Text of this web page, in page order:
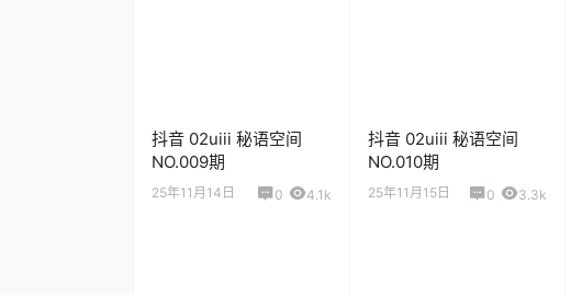
抖音 02uiii 秘语空间
NO.009期
25年11月14日 0 4.1k
抖音 02uiii 秘语空间
NO.010期
25年11月15日 0 3.3k